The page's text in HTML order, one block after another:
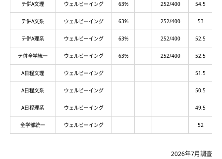
テ併A文理 ウェルビーイング 63% 252/400 54.5
テ併A文系 ウェルビーイング 63% 252/400 53
テ併A理系 ウェルビーイング 63% 252/400 52.5
テ併全学統一 ウェルビーイング 63% 252/400 52.5
A日程文理 ウェルビーイング 51.5
A日程文系 ウェルビーイング 50.5
A日程理系 ウェルビーイング 49.5
全学部統一 ウェルビーイング 52
2026年7月調査